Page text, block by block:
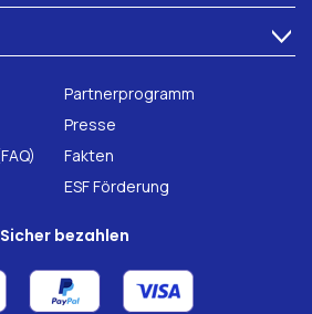
>
Partnerprogramm
Presse
Fakten
ESF Förderung
Sicher bezahlen